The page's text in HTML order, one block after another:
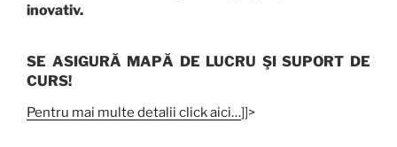
inovativ.
SE ASIGURĂ MAPĂ DE LUCRU ŞI SUPORT DE
CURS!
Pentru mai multe detalii click aici…]]>